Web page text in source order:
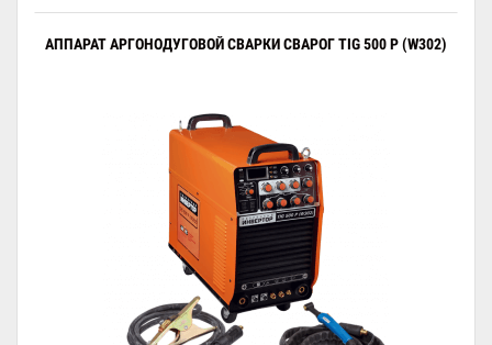
АППАРАТ АРГОНОДУГОВОЙ СВАРКИ СВАРОГ TIG 500 P (W302)